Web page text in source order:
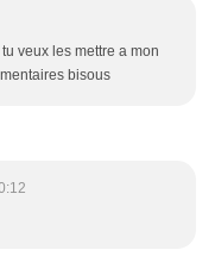
veux les mettre a mon
bisous